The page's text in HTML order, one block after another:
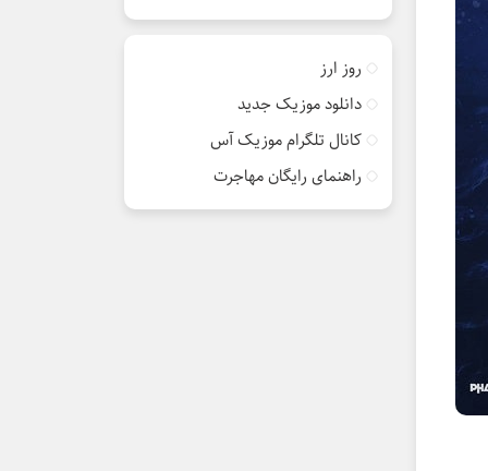
روز ارز
دانلود موزیک جدید
کانال تلگرام موزیک آس
راهنمای رایگان مهاجرت